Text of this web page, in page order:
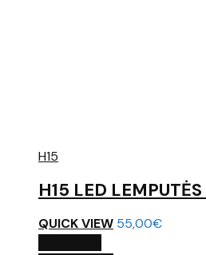
H15
H15 LED
QUICK VIEW 55,00€